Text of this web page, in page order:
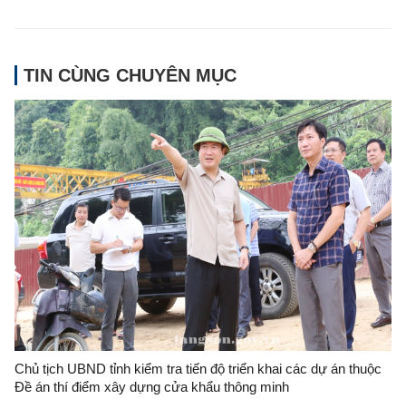
TIN CÙNG CHUYÊN MỤC
Chủ tịch UBND tỉnh kiểm tra tiến độ triển khai các dự án thuộc
Đề án thí điểm xây dựng cửa khẩu thông minh